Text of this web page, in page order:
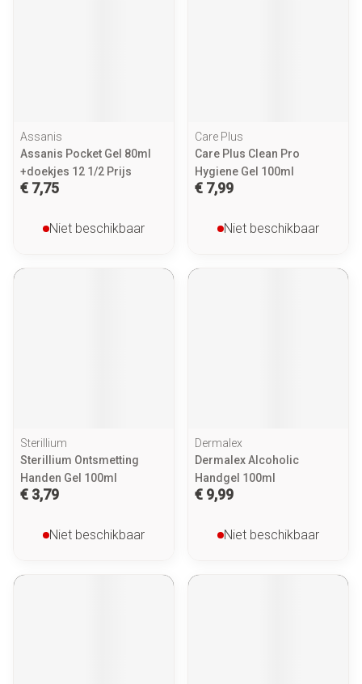
Assanis
Assanis Pocket Gel 80ml
+doekjes 12 1/2 Prijs
€ 7,75
Niet beschikbaar
Care Plus
Care Plus Clean Pro
Hygiene Gel 100ml
€ 7,99
Niet beschikbaar
Sterillium
Sterillium Ontsmetting
Handen Gel 100ml
€ 3,79
Niet beschikbaar
Dermalex
Dermalex Alcoholic
Handgel 100ml
€ 9,99
Niet beschikbaar